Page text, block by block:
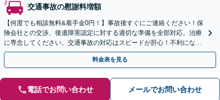
交通事故の慰謝料増額
【何度でも相談無料&着手金0円！】事故後すぐにご連絡ください！保
険会社との交渉、後遺障害認定に対する適切な準備を全部対応。治療
に専念してください。交通事故の対応はスピードが肝心！不利になら
ないよう全力でサポートします。【舟入町駅5分】
料金表を見る
電話でお問い合わせ メールでお問い合わせ